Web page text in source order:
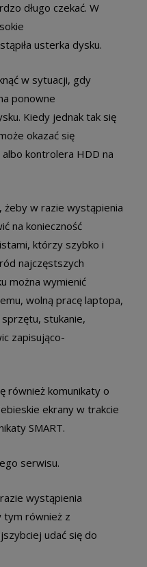
długo czekać. W
usterka dysku.
w sytuacji, gdy
ponowne
Kiedy jednak tak się
okazać się
kontrolera HDD na
w razie wystąpienia
na konieczność
którzy szybko i
najczęstszych
można wymienić
wolną pracę laptopa,
stukanie,
zapisująco-
również komunikaty o
ekrany w trakcie
SMART.
serwisu.
wystąpienia
również z
udać się do